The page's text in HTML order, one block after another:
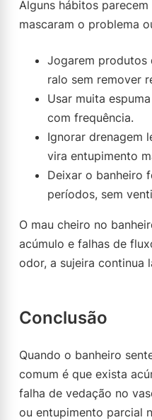
Alguns hábitos
mascaram o problema
Jogarem produtos
ralo sem remover
Usar muita
com frequência.
Ignorar drenagem
vira entupimento
Deixar o banheiro
períodos, sem
O mau cheiro no
acúmulo e falhas de
odor, a sujeira continua
Conclusão
Quando o banheiro
comum é que exista
falha de vedação no
ou entupimento parcial